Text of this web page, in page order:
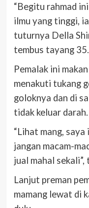
“Begitu rahmad
ilmu yang tinggi,
tuturnya Della
tembus tayang
Pemalak ini
menakuti tukang
goloknya dan di
tidak keluar darah.
“Lihat mang,
jangan macam-
jual mahal
Lanjut preman
mamang lewat di